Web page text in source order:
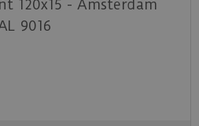
120x15 - Amsterdam
9016